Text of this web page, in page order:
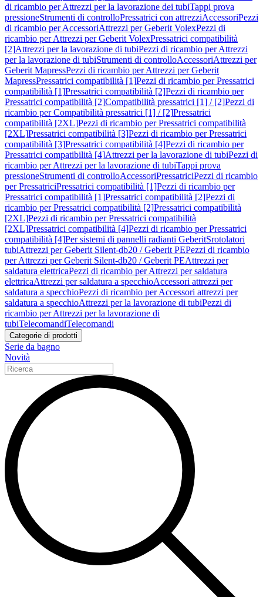
di ricambio per Attrezzi per la lavorazione dei tubiTappi prova
pressioneStrumenti di controlloPressatrici con attrezziAccessoriPezzi
di ricambio per AccessoriAttrezzi per Geberit VolexPezzi di
ricambio per Attrezzi per Geberit VolexPressatrici compatibilità
[2]Attrezzi per la lavorazione di tubiPezzi di ricambio per Attrezzi
per la lavorazione di tubiStrumenti di controlloAccessoriAttrezzi per
Geberit MapressPezzi di ricambio per Attrezzi per Geberit
MapressPressatrici compatibilità [1]Pezzi di ricambio per Pressatrici
compatibilità [1]Pressatrici compatibilità [2]Pezzi di ricambio per
Pressatrici compatibilità [2]Compatibilità pressatrici [1] / [2]Pezzi di
ricambio per Compatibilità pressatrici [1] / [2]Pressatrici
compatibilità [2XL]Pezzi di ricambio per Pressatrici compatibilità
[2XL]Pressatrici compatibilità [3]Pezzi di ricambio per Pressatrici
compatibilità [3]Pressatrici compatibilità [4]Pezzi di ricambio per
Pressatrici compatibilità [4]Attrezzi per la lavorazione di tubiPezzi di
ricambio per Attrezzi per la lavorazione di tubiTappi prova
pressioneStrumenti di controlloAccessoriPressatriciPezzi di ricambio
per PressatriciPressatrici compatibilità [1]Pezzi di ricambio per
Pressatrici compatibilità [1]Pressatrici compatibilità [2]Pezzi di
ricambio per Pressatrici compatibilità [2]Pressatrici compatibilità
[2XL]Pezzi di ricambio per Pressatrici compatibilità
[2XL]Pressatrici compatibilità [4]Pezzi di ricambio per Pressatrici
compatibilità [4]Per sistemi di pannelli radianti GeberitSrotolatori
tubiAttrezzi per Geberit Silent-db20 / Geberit PEPezzi di ricambio
per Attrezzi per Geberit Silent-db20 / Geberit PEAttrezzi per
saldatura elettricaPezzi di ricambio per Attrezzi per saldatura
elettricaAttrezzi per saldatura a specchioAccessori attrezzi per
saldatura a specchioPezzi di ricambio per Accessori attrezzi per
saldatura a specchioAttrezzi per la lavorazione di tubiPezzi di
ricambio per Attrezzi per la lavorazione di
tubiTelecomandiTelecomandi
Categorie di prodotti
Serie da bagno
Novità